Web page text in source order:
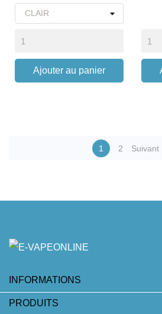
Ajouter au panier
1 2 Suivant
INFORMATIONS
PRODUITS